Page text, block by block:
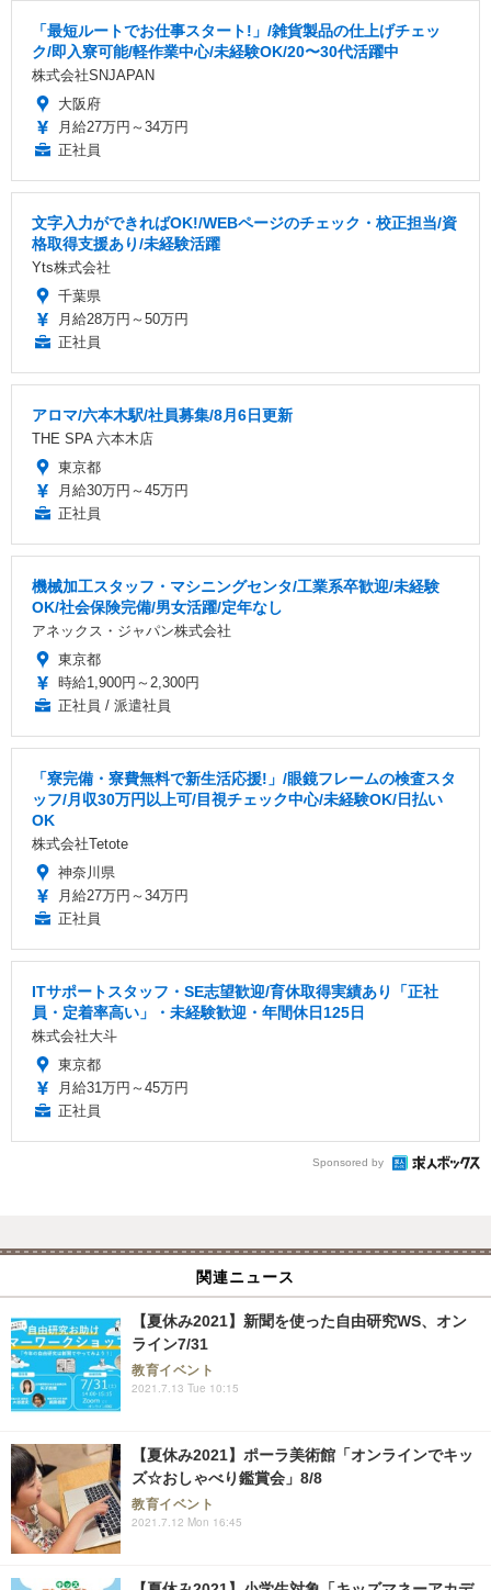
「最短ルートでお仕事スタート!」/雑貨製品の仕上げチェッ
ク/即入寮可能/軽作業中心/未経験OK/20〜30代活躍中
株式会社SNJAPAN
大阪府
月給27万円～34万円
正社員
文字入力ができればOK!/WEBページのチェック・校正担当/資
格取得支援あり/未経験活躍
Yts株式会社
千葉県
月給28万円～50万円
正社員
アロマ/六本木駅/社員募集/8月6日更新
THE SPA 六本木店
東京都
月給30万円～45万円
正社員
機械加工スタッフ・マシニングセンタ/工業系卒歓迎/未経験
OK/社会保険完備/男女活躍/定年なし
アネックス・ジャパン株式会社
東京都
時給1,900円～2,300円
正社員 / 派遣社員
「寮完備・寮費無料で新生活応援!」/眼鏡フレームの検査スタ
ッフ/月収30万円以上可/目視チェック中心/未経験OK/日払い
OK
株式会社Tetote
神奈川県
月給27万円～34万円
正社員
ITサポートスタッフ・SE志望歓迎/育休取得実績あり「正社
員・定着率高い」・未経験歓迎・年間休日125日
株式会社大斗
東京都
月給31万円～45万円
正社員
Sponsored by
関連ニュース
【夏休み2021】新聞を使った自由研究WS、オン
ライン7/31
教育イベント
2021.7.13 Tue 10:15
【夏休み2021】ポーラ美術館「オンラインでキッ
ズ☆おしゃべり鑑賞会」8/8
教育イベント
2021.7.12 Mon 16:45